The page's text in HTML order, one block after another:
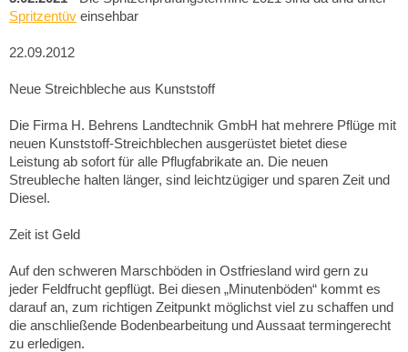
Spritzentüv einsehbar
22.09.2012
Neue Streichbleche aus Kunststoff
Die Firma H. Behrens Landtechnik GmbH hat mehrere Pflüge mit
neuen Kunststoff-Streichblechen ausgerüstet bietet diese
Leistung ab sofort für alle Pflugfabrikate an. Die neuen
Streubleche halten länger, sind leichtzügiger und sparen Zeit und
Diesel.
Zeit ist Geld
Auf den schweren Marschböden in Ostfriesland wird gern zu
jeder Feldfrucht gepflügt. Bei diesen „Minutenböden“ kommt es
darauf an, zum richtigen Zeitpunkt möglichst viel zu schaffen und
die anschließende Bodenbearbeitung und Aussaat termingerecht
zu erledigen.